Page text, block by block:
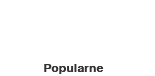
Popularne